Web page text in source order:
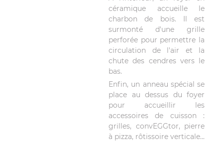
céramique accueille le
charbon de bois. Il est
surmonté d'une grille
perforée pour permettre la
circulation de l'air et la
chute des cendres vers le
bas.
Enfin, un anneau spécial se
place au dessus du foyer
pour accueillir les
accessoires de cuisson :
grilles, convEGGtor, pierre
à pizza, rôtissoire verticale...